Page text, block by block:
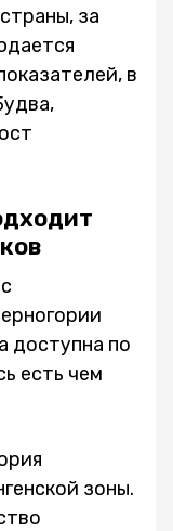
за
в
доступна по
есть чем
зоны.